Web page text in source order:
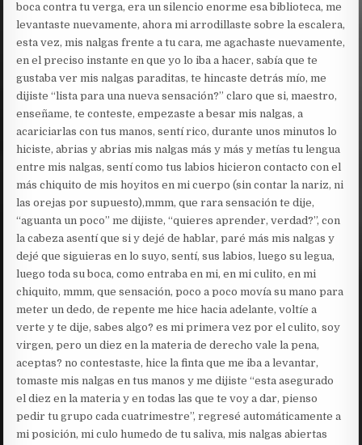
boca contra tu verga, era un silencio enorme esa biblioteca, me
levantaste nuevamente, ahora mi arrodillaste sobre la escalera,
esta vez, mis nalgas frente a tu cara, me agachaste nuevamente,
en el preciso instante en que yo lo iba a hacer, sabía que te
gustaba ver mis nalgas paraditas, te hincaste detrás mío, me
dijiste “lista para una nueva sensación?” claro que si, maestro,
enseñame, te conteste, empezaste a besar mis nalgas, a
acariciarlas con tus manos, sentí rico, durante unos minutos lo
hiciste, abrias y abrias mis nalgas más y más y metías tu lengua
entre mis nalgas, sentí como tus labios hicieron contacto con el
más chiquito de mis hoyitos en mi cuerpo (sin contar la nariz, ni
las orejas por supuesto),mmm, que rara sensación te dije,
“aguanta un poco” me dijiste, “quieres aprender, verdad?”, con
la cabeza asentí que si y dejé de hablar, paré más mis nalgas y
dejé que siguieras en lo suyo, sentí, sus labios, luego su legua,
luego toda su boca, como entraba en mi, en mi culito, en mi
chiquito, mmm, que sensación, poco a poco movía su mano para
meter un dedo, de repente me hice hacia adelante, voltíe a
verte y te dije, sabes algo? es mi primera vez por el culito, soy
virgen, pero un diez en la materia de derecho vale la pena,
aceptas? no contestaste, hice la finta que me iba a levantar,
tomaste mis nalgas en tus manos y me dijiste “esta asegurado
el diez en la materia y en todas las que te voy a dar, pienso
pedir tu grupo cada cuatrimestre”, regresé automáticamente a
mi posición, mi culo humedo de tu saliva, mis nalgas abiertas